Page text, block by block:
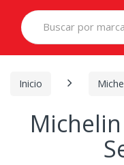
Search
for:
Inicio